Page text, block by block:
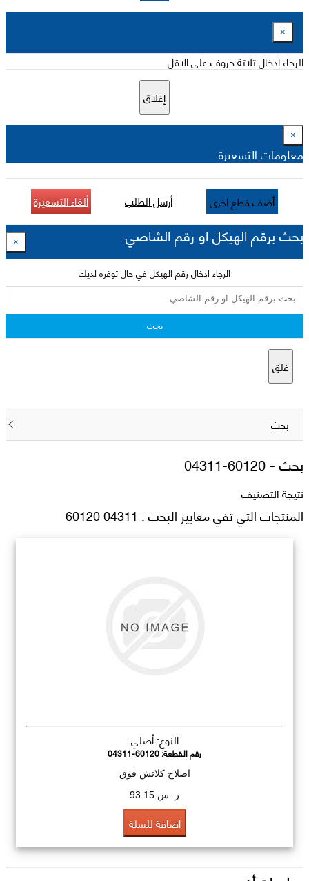
×
الرجاء ادخال ثلاثة حروف على الاقل
إغلاق
×
معلومات التسعيرة
أضف قطع اخرى أرسل الطلب ألغاء التسعيرة
بحث برقم الهيكل او رقم الشاصي ×
الرجاء ادخال رقم الهيكل في حال توفره لديك
بحث
غلق
بحث
بحث -04311-60120
نتيجة التصنيف
المنتجات التي تفي معايير البحث : 04311 60120
النوع: أصلي
رقم القطعة:04311-60120
اصلاح كلاتش فوق
ر. س.93.15
اضافة للسلة